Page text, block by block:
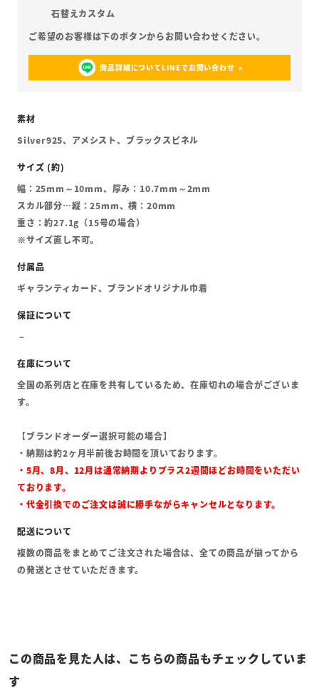
石替えカスタム
商品詳細についてLINEでお問い合わせ
Silver925、アメシスト、ブラックスピネル
幅：25mm～10mm、厚み：10.7mm～2mm
スカル部分…縦：25mm、横：20mm
重さ：約27.1g（15号の場合）
※サイズ直し不可。
ギャランティカード、ブランドオリジナル巾着
全国の系列店と在庫を共有しているため、在庫切れの場合がございま
す。
【ブランドオーダー選択可能の場合】
・納期は約2ヶ月半前後お時間を頂いております。
・5月、8月、12月は通常納期よりプラス2週間ほどお時間をいただい
ております。
・代金引換でのご注文は誠に勝手ながらキャンセルとなります。
複数の商品をまとめてご注文された場合は、全ての商品が揃ってから
の発送とさせていただきます。
この商品を見た人は、こちらの商品もチェックしていま
す